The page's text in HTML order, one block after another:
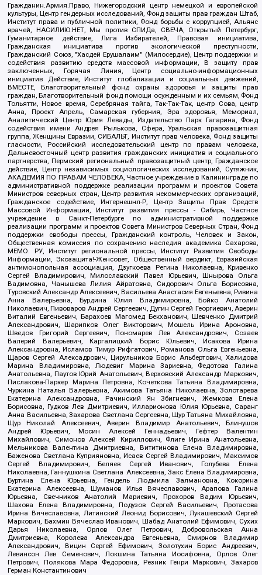
Гражданин.Армия.Право, Нижегородский центр немецкой и европейской
культуры, Центр гендерных исследований, Фонд защиты прав граждан Штаб,
Институт права и публичной политики, Фонд борьбы с коррупцией, Альянс
врачей, НАСИЛИЮ.НЕТ, Мы против СПИДа, СВЕЧА, Открытый Петербург,
Гуманитарное действие, Лига Избирателей, Правовая инициатива,
Гражданская инициатива против экологической преступности,
Гражданский Союз, "Хасдей Ерушалаим" (Милосердие), Центр поддержки и
содействия развитию средств массовой информации, В защиту прав
заключенных, Горячая Линия, Центр социально-информационных
инициатив Действие, Институт глобализации и социальных движений,
ВМЕСТЕ, Благотворительный фонд охраны здоровья и защиты прав
граждан, Благотворительный фонд помощи осужденным и их семьям, Фонд
Тольятти, Новое время, Серебряная тайга, Так-Так-Так, центр Сова, центр
Анна, Проект Апрель, Самарская губерния, Эра здоровья, Мемориал,
Аналитический Центр Юрия Левады, Издательство Парк Гагарина, Фонд
содействия имени Андрея Рылькова, Сфера, Уральская правозащитная
группа, Женщины Евразии, СИБАЛЬТ, Институт прав человека, Фонд защиты
гласности, Российский исследовательский центр по правам человека,
Дальневосточный центр развития гражданских инициатив и социального
партнерства, Пермский региональный правозащитный центр, Гражданское
действие, Центр независимых социологических исследований, Сутяжник,
АКАДЕМИЯ ПО ПРАВАМ ЧЕЛОВЕКА, Частное учреждение в Калининграде по
административной поддержке реализации программ и проектов Совета
Министров северных стран, Центр развития некоммерческих организаций,
Гражданское содействие, Интернешнл-Р, Центр Защиты Прав Средств
Массовой Информации, Институт развития прессы - Сибирь, Частное
учреждение в Санкт-Петербурге по административной поддержке
реализации программ и проектов Совета Министров Северных Стран, Фонд
поддержки свободы прессы, Гражданский контроль, Человек и Закон,
Общественная комиссия по сохранению наследия академика Сахарова,
МЕМО. РУ, Институт региональной прессы, Институт Развития Свободы
Информации, Экозащита!-Женсовет, Общественный вердикт, Евразийская
антимонопольная ассоциация, Дзугкоева Регина Николаевна, Кривенко
Сергей Владимирович, Милославский Павел Юрьевич, Шнырова Ольга
Вадимовна, Чанышева Лилия Айратовна, Сидорович Ольга Борисовна,
Туровский Александр Алексеевич, Васильева Анастасия Евгеньевна, Ривина
Анна Валерьевна, Бурдина Юлия Владимировна, Бойко Анатолий
Николаевич, Пивоваров Андрей Сергеевич, Дугин Сергей Георгиевич, Аверин
Виталий Евгеньевич, Барахоев Магомед Бекханович, Шевченко Дмитрий
Александрович, Шарипков Олег Викторович, Мошель Ирина Ароновна,
Шведов Григорий Сергеевич, Пономарев Лев Александрович, Созаев
Валерий Валерьевич, Каргалицкий Борис Юльевич, Исакова Ирина
Александровна, Исламов Тимур Рифгатович, Романова Ольга Евгеньевна,
Щаров Сергей Алексадрович, Цирульников Борис Альбертович, Халидова
Марина Владимировна, Людевиг Марина Зариевна, Федотова Галина
Анатольевна, Паутов Юрий Анатольевич, Верховский Александр Маркович,
Пислакова-Паркер Марина Петровна, Кочеткова Татьяна Владимировна,
Чуркина Наталья Валерьевна, Акимова Татьяна Николаевна, Золотарева
Екатерина Александровна, Рачинский Ян Збигневич, Жемкова Елена
Борисовна, Гудков Лев Дмитриевич, Илларионова Юлия Юрьевна, Саранг
Анна Васильевна, Захарова Светлана Сергеевна, Щур Татьяна Михайловна,
Щур Николай Алексеевич, Аверин Владимир Анатольевич, Блинушов
Андрей Юрьевич, Мосин Алексей Геннадьевич, Гефтер Валентин
Михайлович, Симонов Алексей Кириллович, Флиге Ирина Анатольевна,
Мельникова Валентина Дмитриевна, Вититинова Елена Владимировна,
Баженова Светлана Куприяновна, Исаев Сергей Владимирович, Максимов
Сергей Владимирович, Беляев Сергей Иванович, Голубева Елена
Николаевна, Ганнушкина Светлана Алексеевна, Закс Елена Владимировна,
Буртина Елена Юрьевна, Гендель Людмила Залмановна, Кокорина
Екатерина Алексеевна, Шуманов Илья Вячеславович, Арапова Галина
Юрьевна, Свечников Анатолий Мариевич, Прохоров Вадим Юрьевич,
Шахова Елена Владимировна, Подузов Сергей Васильевич, Протасова
Ирина Вячеславовна, Литинский Леонид Борисович, Лукашевский Сергей
Маркович, Бахмин Вячеслав Иванович, Шабад Анатолий Ефимович, Сухих
Дарья Николаевна, Орлов Олег Петрович, Добровольская Анна
Дмитриевна, Королева Александра Евгеньевна, Смирнов Владимир
Александрович, Вицин Сергей Ефимович, Золотухин Борис Андреевич,
Левинсон Лев Семенович, Локшина Татьяна Иосифовна, Орлов Олег
Петрович, Полякова Мара Федоровна, Резник Генри Маркович, Захаров
Герман Константинович